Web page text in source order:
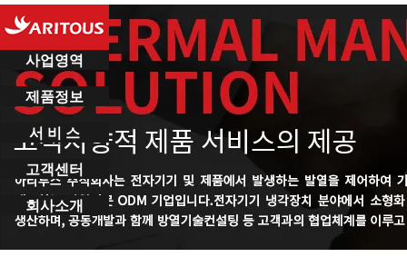
사업영역
제품정보
고객센터
회사소개
서 비 스